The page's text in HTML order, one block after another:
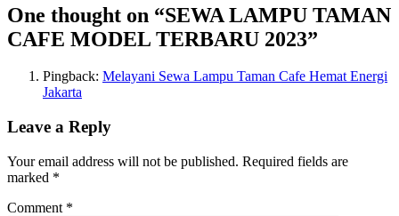
One thought on “SEWA LAMPU TAMAN
CAFE MODEL TERBARU 2023”
Pingback: Melayani Sewa Lampu Taman Cafe Hemat Energi
Jakarta
Leave a Reply
Your email address will not be published. Required fields are
marked *
Comment *